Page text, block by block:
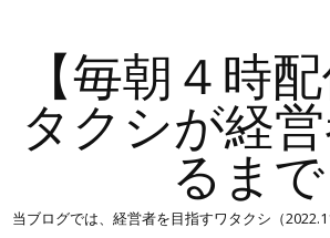
【毎朝４時
タクシが経
るまで
当ブログでは、経営者を目指すワタクシ（